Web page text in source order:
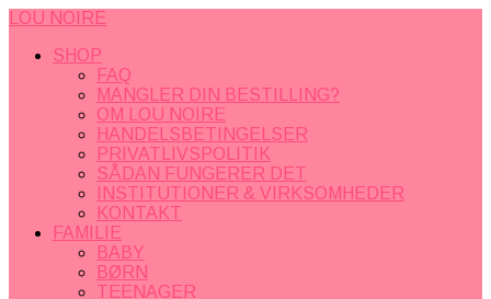
LOU NOIRE
SHOP
FAQ
MANGLER DIN BESTILLING?
OM LOU NOIRE
HANDELSBETINGELSER
PRIVATLIVSPOLITIK
SÅDAN FUNGERER DET
INSTITUTIONER & VIRKSOMHEDER
KONTAKT
FAMILIE
BABY
BØRN
TEENAGER